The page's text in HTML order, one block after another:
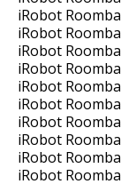
iRobot
iRobot
iRobot
iRobot
iRobot
iRobot
iRobot
iRobot
iRobot
iRobot